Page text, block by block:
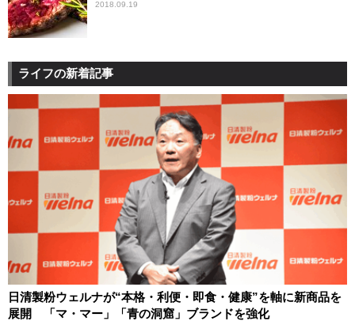
2018.09.19
ライフの新着記事
日清製粉ウェルナが“本格・利便・即食・健康”を軸に新商品を
展開 「マ・マー」「青の洞窟」ブランドを強化